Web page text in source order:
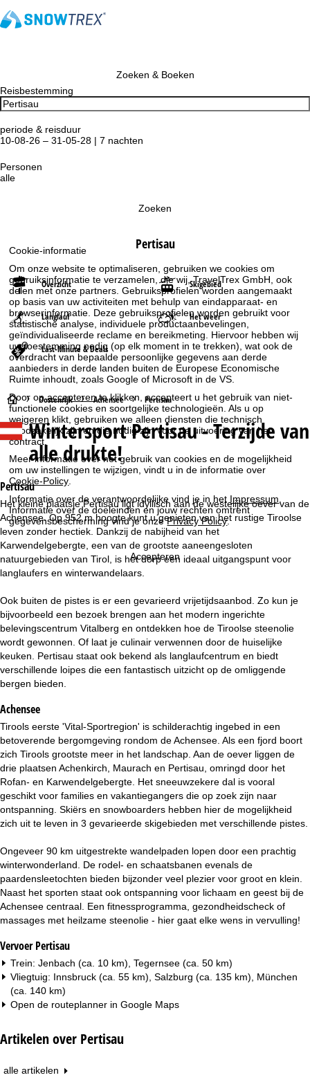
Cookie-informatie
Om onze website te optimaliseren, gebruiken we cookies om
gebruiksinformatie te verzamelen, die wij, TravelTrex GmbH, ook
delen met onze partners. Gebruiksprofielen worden aangemaakt
op basis van uw activiteiten met behulp van eindapparaat- en
browserinformatie. Deze gebruiksprofielen worden gebruikt voor
statistische analyse, individuele productaanbevelingen,
geïndividualiseerde reclame en bereikmeting. Hiervoor hebben wij
uw toestemming nodig (op elk moment in te trekken), wat ook de
overdracht van bepaalde persoonlijke gegevens aan derde
aanbieders in derde landen buiten de Europese Economische
Ruimte inhoudt, zoals Google of Microsoft in de VS.
Door opaccepterente klikken, accepteert u het gebruik van niet-
functionele cookies en soortgelijke technologieën. Als u op
weigeren klikt, gebruiken we alleen diensten die technisch
noodzakelijk zijn en die nodig zijn voor de uitvoering van het
contract.
Meer informatie over het gebruik van cookies en de mogelijkheid
om uw instellingen te wijzigen, vindt u in de informatie over
Cookie-Policy
Informatie over de verantwoordelijke vind je in het Impressum
Informatie over de doeleinden en jouw rechten omtrent
gegevensbescherming vind je onzePrivacy Policy.
Accepteren
Zoeken & Boeken
Reisbestemming
periode & reisduur
10-08-26 – 31-05-28 | 7 nachten
Personen
alle
Zoeken
Pertisau
Overzicht Skigebied
Langlauf Het weer
Last-Minute & Deals
S
t
a
r
t
a
g
i
n
a
Oostenrijk Achensee Pertisau
WintersportPertisau - Terzijde van
alle drukte!
Pertisau
Het kleine plaatsje Pertisau ligt idyllisch aan de westelijke oever van de
Achensee. Op 952 m hoogte kunt u genieten van het rustige Tiroolse
leven zonder hectiek. Dankzij de nabijheid van het
Karwendelgebergte, een van de grootste aaneengesloten
natuurgebieden van Tirol, is het dorp een ideaal uitgangspunt voor
langlaufers en winterwandelaars.
Ook buiten de pistes is er een gevarieerd vrijetijdsaanbod. Zo kun je
bijvoorbeeld een bezoek brengen aan het modern ingerichte
belevingscentrum Vitalberg en ontdekken hoe de Tiroolse steenolie
wordt gewonnen. Of laat je culinair verwennen door de huiselijke
keuken. Pertisau staat ook bekend als langlaufcentrum en biedt
verschillende loipes die een fantastisch uitzicht op de omliggende
bergen bieden.
Achensee
Tirools eerste 'Vital-Sportregion' is schilderachtig ingebed in een
betoverende bergomgeving rondom de Achensee. Als een fjord boort
zich Tirools grootste meer in het landschap. Aan de oever liggen de
drie plaatsen Achenkirch, Maurach en Pertisau, omringd door het
Rofan- en Karwendelgebergte. Het sneeuwzekere dal is vooral
geschikt voor families en vakantiegangers die op zoek zijn naar
ontspanning. Skiërs en snowboarders hebben hier de mogelijkheid
zich uit te leven in 3 gevarieerde skigebieden met verschillende pistes.
Ongeveer 90 km uitgestrekte wandelpaden lopen door een prachtig
winterwonderland. De rodel- en schaatsbanen evenals de
paardensleetochten bieden bijzonder veel plezier voor groot en klein.
Naast het sporten staat ook ontspanning voor lichaam en geest bij de
Achensee centraal. Een fitnessprogramma, gezondheidscheck of
massages met heilzame steenolie - hier gaat elke wens in vervulling!
Vervoer Pertisau
Trein: Jenbach (ca. 10 km), Tegernsee (ca. 50 km)
Vliegtuig: Innsbruck (ca. 55 km), Salzburg (ca. 135 km), München
(ca. 140 km)
Open de routeplanner in Google Maps
Artikelen over Pertisau
alle artikelen